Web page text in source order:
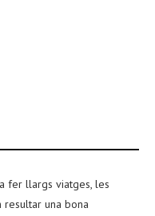
fer llargs viatges, les
resultar una bona